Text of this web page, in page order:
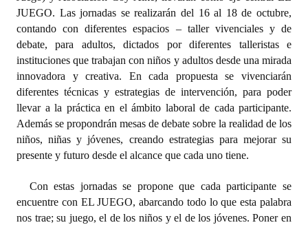
Ejecución Presupuestaria
Actas de Audiencias Públicas
NORMATIVA
Comunicaciones
Declaraciones
Resoluciones de Presidencia
JUEGO. Las jornadas se realizarán del 16 al 18 de octubre,
contando con diferentes espacios – taller vivenciales y de
debate, para adultos, dictados por diferentes talleristas e
instituciones que trabajan con niños y adultos desde una mirada
innovadora y creativa. En cada propuesta se vivenciarán
diferentes técnicas y estrategias de intervención, para poder
llevar a la práctica en el ámbito laboral de cada participante.
Además se propondrán mesas de debate sobre la realidad de los
niños, niñas y jóvenes, creando estrategias para mejorar su
presente y futuro desde el alcance que cada uno tiene.
Con estas jornadas se propone que cada participante se
encuentre con EL JUEGO, abarcando todo lo que esta palabra
nos trae; su juego, el de los niños y el de los jóvenes. Poner en